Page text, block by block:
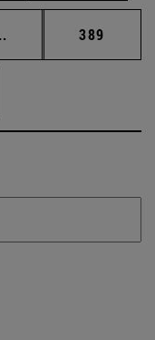
Páginas intermedias
Página
389